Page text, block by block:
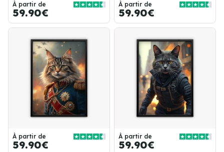
À partir de
59.90€
À partir de
59.90€
À partir de
59.90€
À partir de
59.90€